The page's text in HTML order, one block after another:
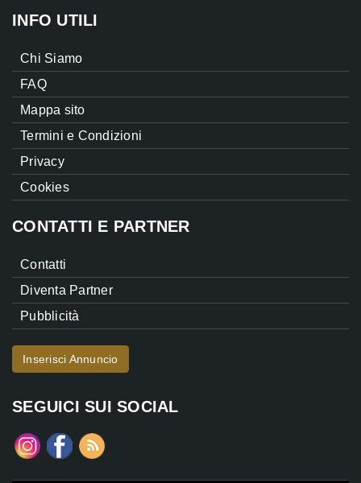
INFO UTILI
Chi Siamo
FAQ
Mappa sito
Termini e Condizioni
Privacy
Cookies
CONTATTI E PARTNER
Contatti
Diventa Partner
Pubblicità
Inserisci Annuncio
SEGUICI SUI SOCIAL